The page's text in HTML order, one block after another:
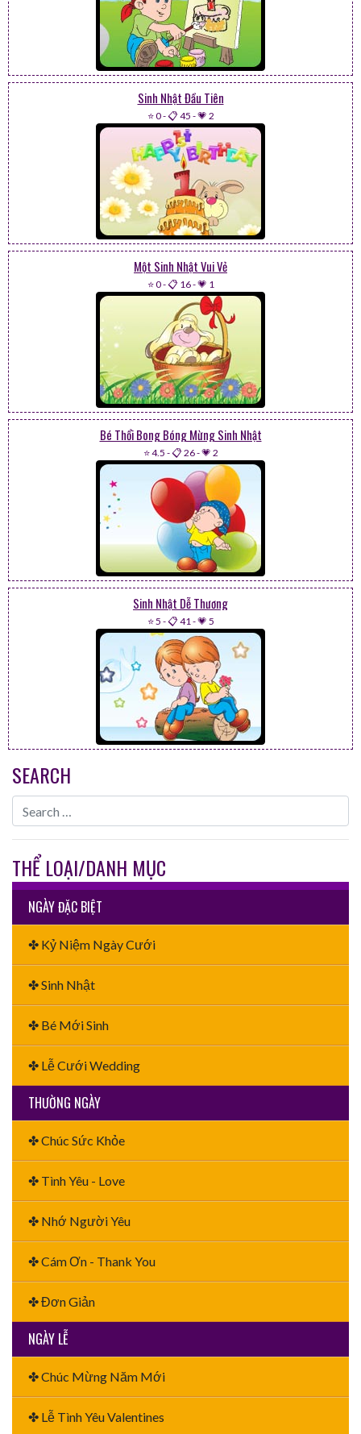
Sinh Nhật Đầu Tiên
⭐ 0-📋 45 -💗 2
Một Sinh Nhật Vui Vẻ
⭐ 0-📋 16-💗 1
Bé Thổi Bong Bóng Mừng Sinh Nhật
⭐ 4.5 -📋 26-💗 2
Sinh Nhật Dễ Thương
⭐ 5 -📋 41-💗 5
SEARCH
THỂ LOẠI/DANH MỤC
NGÀY ĐẶC BIỆT
✤ Kỷ Niệm Ngày Cưới
✤ Sinh Nhật
✤ Bé Mới Sinh
✤ Lễ Cưới Wedding
THƯỜNG NGÀY
✤ Chúc Sức Khỏe
✤ Tình Yêu - Love
✤ Nhớ Người Yêu
✤ Cám Ơn - Thank You
✤ Đơn Giản
NGÀY LỄ
✤ Chúc Mừng Năm Mới
✤ Lễ Tình Yêu Valentines